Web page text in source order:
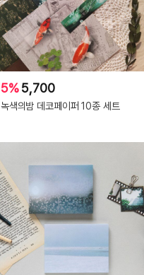
5%5,700
녹색의밤 데코페이퍼 10종 세트